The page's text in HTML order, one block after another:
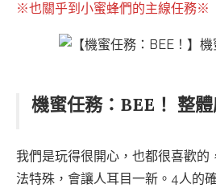
※也關乎到小蜜蜂們的主線任務※
機蜜任務：BEE！ 整
我們是玩得很開心，也都很喜歡的
法特殊，會讓人耳目一新。4人的